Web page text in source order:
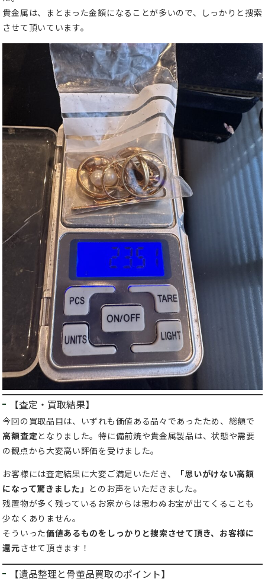
貴金属は、まとまった金額になることが多いので、しっかりと捜索
させて頂いています。
【査定・買取結果】
今回の買取品目は、いずれも価値ある品々であったため、総額で
高額査定となりました。特に備前焼や貴金属製品は、状態や需要
の観点から大変高い評価を受けました。
お客様には査定結果に大変ご満足いただき、
「思いがけない高額
になって驚きました」 とのお声をいただきました。
残置物が多く残っているお家からは思わぬお宝が出てくることも
少なくありません。
そういった価値あるものをしっかりと捜索させて頂き、お客様に
還元させて頂きます！
【遺品整理と骨董品買取のポイント】